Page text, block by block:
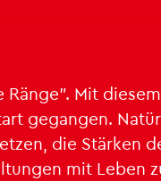
Ränge". Mit
ge­gan­gen.
die Stär­ken
mit Leben